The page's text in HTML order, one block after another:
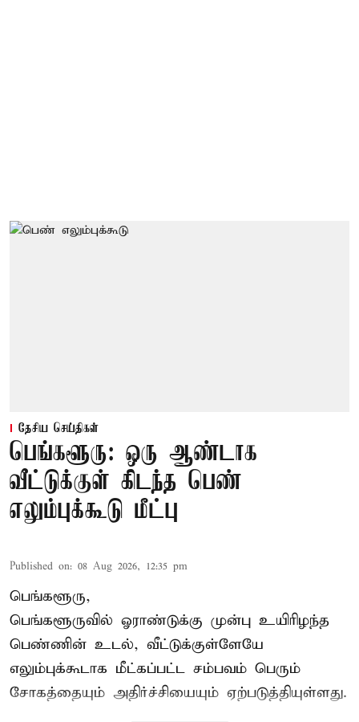
தேசிய செய்திகள்
பெங்களூரு: ஒரு ஆண்டாக
வீட்டுக்குள் கிடந்த பெண்
எலும்புக்கூடு மீட்பு
Published on: 08 Aug 2026, 12:35 pm
பெங்களூரு,
பெங்களூருவில் ஓராண்டுக்கு முன்பு உயிரிழந்த
பெண்ணின் உடல், வீட்டுக்குள்ளேயே
எலும்புக்கூடாக மீட்கப்பட்ட சம்பவம் பெரும்
சோகத்தையும் அதிர்ச்சியையும் ஏற்படுத்தியுள்ளது.